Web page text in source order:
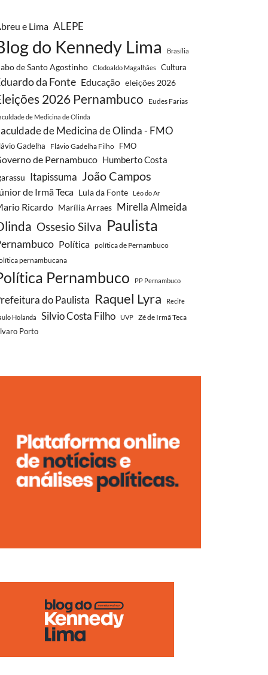
e Lima ALEPE
do Kennedy Lima Brasília
de Santo Agostinho Clodoaldo Magalhães Cultura
da Fonte Educação eleições 2026
2026 Pernambuco Eudes Farias
de Medicina de Olinda
de Medicina de Olinda - FMO
Gadelha Flávio Gadelha Filho FMO
de Pernambuco Humberto Costa
Itapissuma João Campos
de Irmã Teca Lula da Fonte Léo do Ar
Ricardo Marília Arraes Mirella Almeida
Ossesio Silva Paulista
Política política de Pernambuco
pernambucana
Pernambuco PP Pernambuco
do Paulista Raquel Lyra Recife
Holanda Silvio Costa Filho UVP Zé de Irmã Teca
Porto